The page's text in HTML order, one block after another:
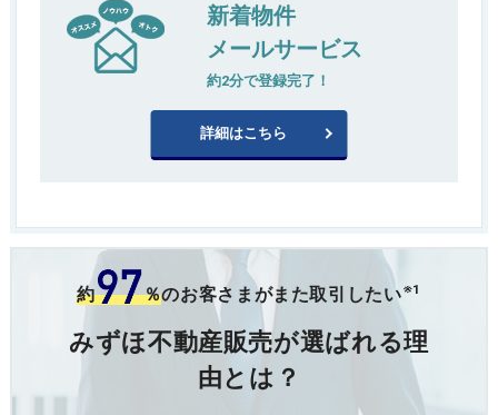
新着物件
メールサービス
約2分で登録完了！
詳細はこちら
約 ％のお客さまがまた取引したい※1
みずほ不動産販売が選ばれる理
由とは？